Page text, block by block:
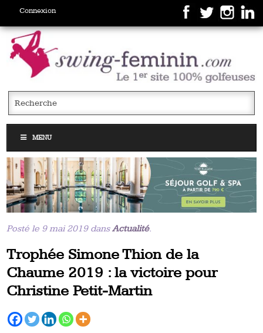
Connexion
MENU
Posté le 9 mai 2019 dansActualité.
Trophée Simone Thion de la
Chaume 2019 : la victoire pour
Christine Petit-Martin